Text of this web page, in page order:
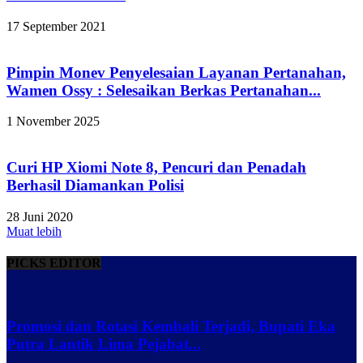
17 September 2021
Pimpin Monev Penyelesaian Layanan Pertanahan,
Wamen Ossy : Selesaikan Berkas Pertanahan...
1 November 2025
Curi HP Xiomi Note 8, Pencuri dan Penadah
Berhasil Diamankan Polisi
28 Juni 2020
Muat lebih
PICKS EDITOR
Promosi dan Rotasi Kembali Terjadi, Bupati Eka
Putra Lantik Lima Pejabat...